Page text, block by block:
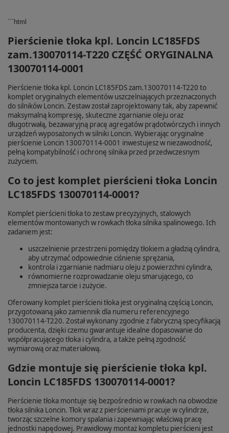
```html
Pierścienie tłoka kpl. Loncin LC185FDS
zam.130070114‑T220 CZĘŚĆ ORYGINALNA
130070114-0001
Pierścienie tłoka kpl. Loncin LC185FDS zam.130070114‑T220 to
komplet oryginalnych elementów uszczelniających przeznaczonych
do silników Loncin. Zestaw został zaprojektowany tak, aby zapewnić
maksymalną kompresję, skuteczne zgarnianie oleju oraz
długotrwałą, bezawaryjną pracę agregatów prądotwórczych i innych
urządzeń wyposażonych w silniki Loncin. Wybierając oryginalne
pierścienie Loncin 130070114‑0001 inwestujesz w niezawodność,
pełną kompatybilność i ochronę silnika przed przedwczesnym
zużyciem.
Co to jest komplet pierścieni tłoka Loncin
LC185FDS 130070114‑0001?
Komplet pierścieni tłoka to zestaw precyzyjnych, stalowych
elementów montowanych w rowkach tłoka silnika spalinowego. Ich
zadaniem jest:
uszczelnienie przestrzeni pomiędzy tłokiem a gładzią cylindra,
aby utrzymać odpowiednie ciśnienie sprężania,
kontrola i zgarnianie nadmiaru oleju z powierzchni cylindra,
równomierne rozprowadzanie oleju smarującego, co
zmniejsza tarcie i zużycie.
Oferowany komplet pierścieni tłoka jest oryginalną częścią Loncin,
przygotowaną jako zamiennik dla numeru referencyjnego
130070114‑T220. Został wykonany zgodnie z fabryczną specyfikacją
producenta, dzięki czemu gwarantuje idealne dopasowanie do
współpracującego tłoka i cylindra, a także pełną zgodność
wymiarową oraz materiałową.
Gdzie montuje się pierścienie tłoka kpl.
Loncin LC185FDS 130070114‑0001?
Pierścienie tłoka montuje się bezpośrednio w rowkach na obwodzie
tłoka silnika Loncin. Tłok wraz z pierścieniami pracuje w cylindrze,
tworząc szczelne komory spalania i zapewniając właściwą pracę
jednostki napędowej. Prawidłowy montaż kompletu pierścieni jest